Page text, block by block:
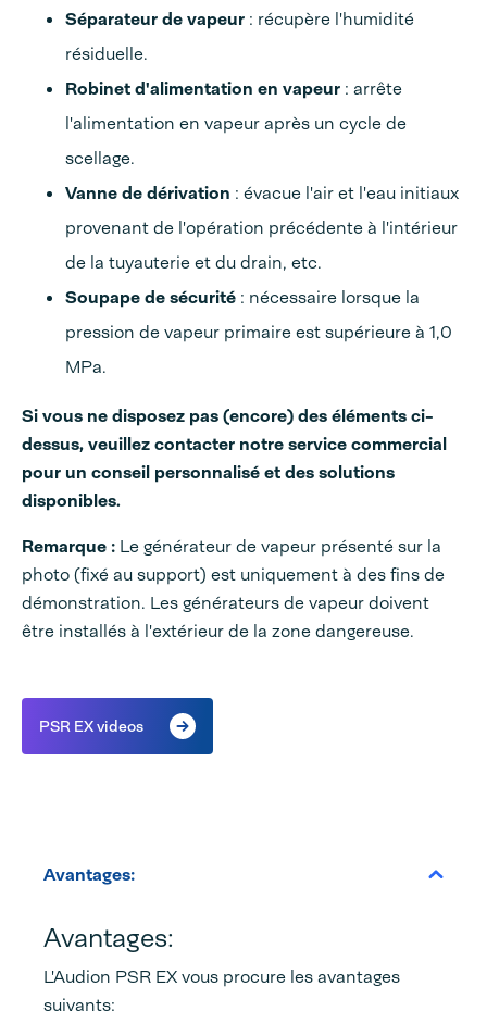
Séparateur de vapeur : récupère l'humidité
résiduelle.
Robinet d'alimentation en vapeur : arrête
l'alimentation en vapeur après un cycle de
scellage.
Vanne de dérivation : évacue l'air et l'eau initiaux
provenant de l'opération précédente à l'intérieur
de la tuyauterie et du drain, etc.
Soupape de sécurité : nécessaire lorsque la
pression de vapeur primaire est supérieure à 1,0
MPa.
Si vous ne disposez pas (encore) des éléments ci-
dessus, veuillez contacter notre service commercial
pour un conseil personnalisé et des solutions
disponibles.
Remarque : Le générateur de vapeur présenté sur la
photo (fixé au support) est uniquement à des fins de
démonstration. Les générateurs de vapeur doivent
être installés à l'extérieur de la zone dangereuse.
PSR EX videos
Avantages:
Avantages:
L'Audion PSR EX vous procure les avantages
suivants: